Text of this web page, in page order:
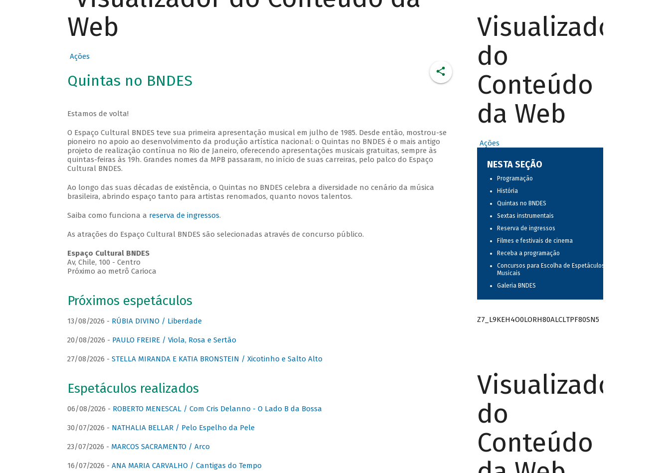
Web
Ações
Quintas no BNDES
Estamos de volta!
O Espaço Cultural BNDES teve sua primeira apresentação musical em julho de 1985. Desde então, mostrou-se
pioneiro no apoio ao desenvolvimento da produção artística nacional: o Quintas no BNDES é o mais antigo
projeto de realização contínua no Rio de Janeiro, oferecendo apresentações musicais gratuitas, sempre às
quintas-feiras às 19h. Grandes nomes da MPB passaram, no início de suas carreiras, pelo palco do Espaço
Cultural BNDES.
Ao longo das suas décadas de existência, o Quintas no BNDES celebra a diversidade no cenário da música
brasileira, abrindo espaço tanto para artistas renomados, quanto novos talentos.
Saiba como funciona a reserva de ingressos.
As atrações do Espaço Cultural BNDES são selecionadas através de concurso público.
Espaço Cultural BNDES
Av, Chile, 100 - Centro
Próximo ao metrô Carioca
Próximos espetáculos
13/08/2026 - RÚBIA DIVINO / Liberdade
20/08/2026 - PAULO FREIRE / Viola, Rosa e Sertão
27/08/2026 - STELLA MIRANDA E KATIA BRONSTEIN / Xicotinho e Salto Alto
Espetáculos realizados
06/08/2026 - ROBERTO MENESCAL / Com Cris Delanno - O Lado B da Bossa
30/07/2026 - NATHALIA BELLAR / Pelo Espelho da Pele
23/07/2026 - MARCOS SACRAMENTO / Arco
16/07/2026 - ANA MARIA CARVALHO / Cantigas do Tempo
Visualizador
do
Conteúdo
da Web
Ações
NESTA SEÇÃO
Programação
História
Quintas no BNDES
Sextas instrumentais
Reserva de ingressos
Filmes e festivais de cinema
Receba a programação
Concursos para Escolha de Espetáculos
Musicais
Galeria BNDES
Z7_L9KEH4O0LORH80ALCLTPF80SN5
Visualizador
do
Conteúdo